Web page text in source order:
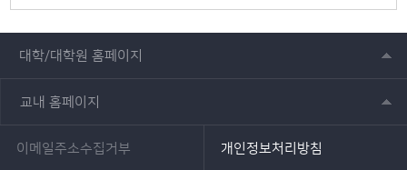
대학/대학원 홈페이지
교내 홈페이지
이메일주소수집거부 개인정보처리방침